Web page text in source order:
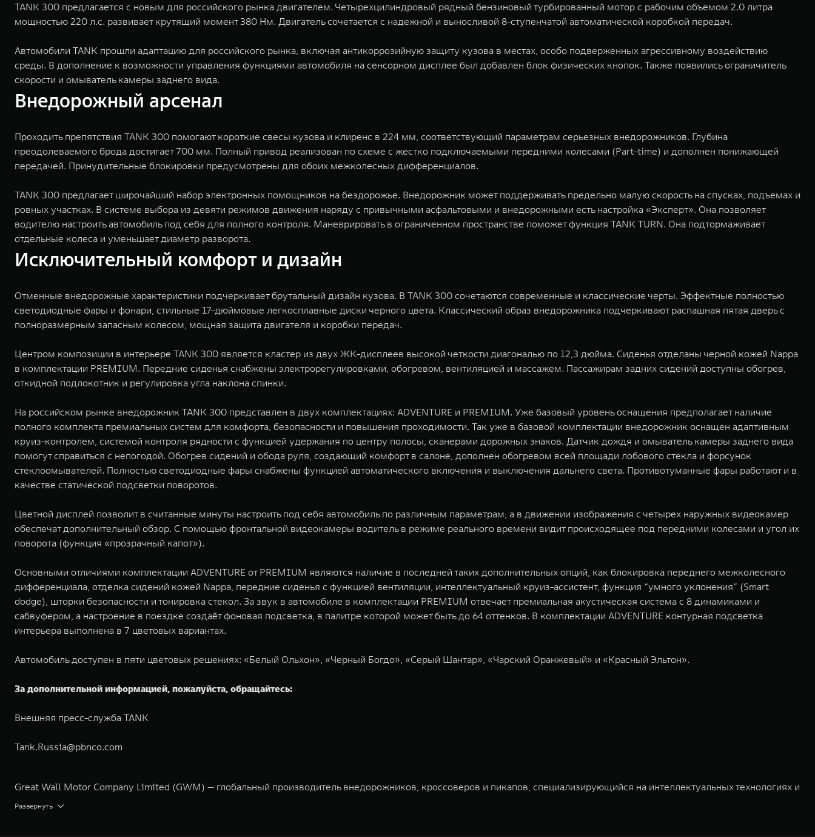
TANK 300 предлагается с новым для российского рынка двигателем. Четырехцилиндровый рядный бензиновый турбированный мотор с рабочим объемом 2.0 литра
мощностью 220 л.с. развивает крутящий момент 380 Нм. Двигатель сочетается с надежной и выносливой 8-ступенчатой автоматической коробкой передач.
Автомобили TANK прошли адаптацию для российского рынка, включая антикоррозийную защиту кузова в местах, особо подверженных агрессивному воздействию
среды. В дополнение к возможности управления функциями автомобиля на сенсорном дисплее был добавлен блок физических кнопок. Также появились ограничитель
скорости и омыватель камеры заднего вида.
Внедорожный арсенал
Проходить препятствия TANK 300 помогают короткие свесы кузова и клиренс в 224 мм, соответствующий параметрам серьезных внедорожников. Глубина
преодолеваемого брода достигает 700 мм. Полный привод реализован по схеме с жестко подключаемыми передними колесами (Part-time) и дополнен понижающей
передачей. Принудительные блокировки предусмотрены для обоих межколесных дифференциалов.
TANK 300 предлагает широчайший набор электронных помощников на бездорожье. Внедорожник может поддерживать предельно малую скорость на спусках, подъемах и
ровных участках. В системе выбора из девяти режимов движения наряду с привычными асфальтовыми и внедорожными есть настройка «Эксперт». Она позволяет
водителю настроить автомобиль под себя для полного контроля. Маневрировать в ограниченном пространстве поможет функция TANK TURN. Она подтормаживает
отдельные колеса и уменьшает диаметр разворота.
Исключительный комфорт и дизайн
Отменные внедорожные характеристики подчеркивает брутальный дизайн кузова. В TANK 300 сочетаются современные и классические черты. Эффектные полностью
светодиодные фары и фонари, стильные 17-дюймовые легкосплавные диски черного цвета. Классический образ внедорожника подчеркивают распашная пятая дверь с
полноразмерным запасным колесом, мощная защита двигателя и коробки передач.
Центром композиции в интерьере TANK 300 является кластер из двух ЖК-дисплеев высокой четкости диагональю по 12,3 дюйма. Сиденья отделаны черной кожей Nappa
в комплектации PREMIUM. Передние сиденья снабжены электрорегулировками, обогревом, вентиляцией и массажем. Пассажирам задних сидений доступны обогрев,
откидной подлокотник и регулировка угла наклона спинки.
На российском рынке внедорожник TANK 300 представлен в двух комплектациях: ADVENTURE и PREMIUM. Уже базовый уровень оснащения предполагает наличие
полного комплекта премиальных систем для комфорта, безопасности и повышения проходимости. Так уже в базовой комплектации внедорожник оснащен адаптивным
круиз-контролем, системой контроля рядности с функцией удержания по центру полосы, сканерами дорожных знаков. Датчик дождя и омыватель камеры заднего вида
помогут справиться с непогодой. Обогрев сидений и обода руля, создающий комфорт в салоне, дополнен обогревом всей площади лобового стекла и форсунок
стеклоомывателей. Полностью светодиодные фары снабжены функцией автоматического включения и выключения дальнего света. Противотуманные фары работают и в
качестве статической подсветки поворотов.
Цветной дисплей позволит в считанные минуты настроить под себя автомобиль по различным параметрам, а в движении изображения с четырех наружных видеокамер
обеспечат дополнительный обзор. С помощью фронтальной видеокамеры водитель в режиме реального времени видит происходящее под передними колесами и угол их
поворота (функция «прозрачный капот»).
Основными отличиями комплектации ADVENTURE от PREMIUM являются наличие в последней таких дополнительных опций, как блокировка переднего межколесного
дифференциала, отделка сидений кожей Nappa, передние сиденья с функцией вентиляции, интеллектуальный круиз-ассистент, функция “умного уклонения” (Smart
dodge), шторки безопасности и тонировка стекол. За звук в автомобиле в комплектации PREMIUM отвечает премиальная акустическая система с 8 динамиками и
сабвуфером, а настроение в поездке создаёт фоновая подсветка, в палитре которой может быть до 64 оттенков. В комплектации ADVENTURE контурная подсветка
интерьера выполнена в 7 цветовых вариантах.
Автомобиль доступен в пяти цветовых решениях: «Белый Ольхон», «Черный Богдо», «Серый Шантар», «Чарский Оранжевый» и «Красный Эльтон».
За дополнительной информацией, пожалуйста, обращайтесь:
Внешняя пресс-служба TANK
Tank.Russia@pbnco.com
Great Wall Motor Company Limited (GWM) — глобальный производитель внедорожников, кроссоверов и пикапов, специализирующийся на интеллектуальных технологиях и
экологичном производстве. Компания была зарегистрирована на Гонконгской и Шанхайской фондовых биржах в 2003 и 2011 годах соответственно. Сфера деятельности
Развернуть